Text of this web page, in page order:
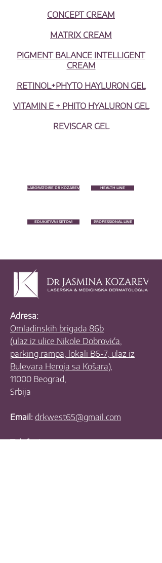
CONCEPT CREAM
MATRIX CREAM
PIGMENT BALANCE INTELLIGENT
CREAM
RETINOL+PHYTO HAYLURON GEL
VITAMIN E + PHITO HYALURON GEL
REVISCAR GEL
LABORATOIRE DR KOZAREV HEALTH LINE
EDUKATIVNI SETOVI PROFESSIONAL LINE
Adresa:
Omladinskih brigada 86b
(ulaz iz ulice Nikole Dobrovića,
parking rampa, lokali B6-7, ulaz iz
Bulevara Heroja sa Košara),
11000 Beograd,
Srbija
Email: drkwest65@gmail.com
Telefoni: